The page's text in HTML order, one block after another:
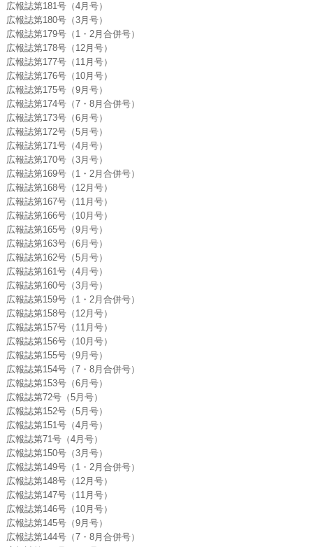
広報誌第181号（4月号）
広報誌第180号（3月号）
広報誌第179号（1・2月合併号）
広報誌第178号（12月号）
広報誌第177号（11月号）
広報誌第176号（10月号）
広報誌第175号（9月号）
広報誌第174号（7・8月合併号）
広報誌第173号（6月号）
広報誌第172号（5月号）
広報誌第171号（4月号）
広報誌第170号（3月号）
広報誌第169号（1・2月合併号）
広報誌第168号（12月号）
広報誌第167号（11月号）
広報誌第166号（10月号）
広報誌第165号（9月号）
広報誌第163号（6月号）
広報誌第162号（5月号）
広報誌第161号（4月号）
広報誌第160号（3月号）
広報誌第159号（1・2月合併号）
広報誌第158号（12月号）
広報誌第157号（11月号）
広報誌第156号（10月号）
広報誌第155号（9月号）
広報誌第154号（7・8月合併号）
広報誌第153号（6月号）
広報誌第72号（5月号）
広報誌第152号（5月号）
広報誌第151号（4月号）
広報誌第71号（4月号）
広報誌第150号（3月号）
広報誌第149号（1・2月合併号）
広報誌第148号（12月号）
広報誌第147号（11月号）
広報誌第146号（10月号）
広報誌第145号（9月号）
広報誌第144号（7・8月合併号）